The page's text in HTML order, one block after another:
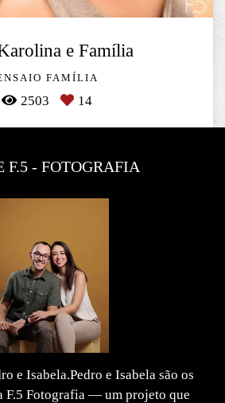
e Família
FAMÍLIA
2503 14
F.5 - FOTOGRAFIA
e Isabela.Pedro e Isabela são os
F.5 Fotografia — um projeto que